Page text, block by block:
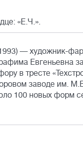
«Е.Ч.».
— художник-
Евгеньевна
в тресте
заводе им.
100 новых форм